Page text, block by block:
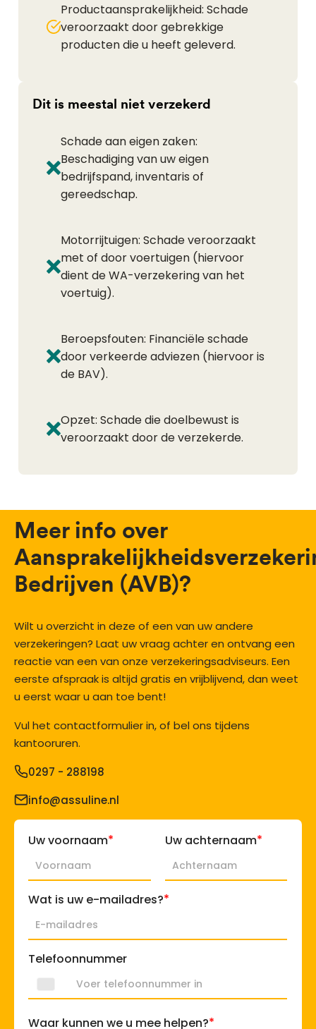
Productaansprakelijkheid: Schade
veroorzaakt door gebrekkige
producten die u heeft geleverd.
Dit is meestal niet verzekerd
Schade aan eigen zaken:
Beschadiging van uw eigen
bedrijfspand, inventaris of
gereedschap.
Motorrijtuigen: Schade veroorzaakt
met of door voertuigen (hiervoor
dient de WA-verzekering van het
voertuig).
Beroepsfouten: Financiële schade
door verkeerde adviezen (hiervoor is
de BAV).
Opzet: Schade die doelbewust is
veroorzaakt door de verzekerde.
Meer info over
Bedrijven (AVB)?
Wilt u overzicht in deze of een van uw andere
verzekeringen? Laat uw vraag achter en ontvang een
reactie van een van onze verzekeringsadviseurs. Een
eerste afspraak is altijd gratis en vrijblijvend, dan weet
u eerst waar u aan toe bent!
Vul het contactformulier in, of bel ons tijdens
kantooruren.
0297 - 288198
info@assuline.nl
Uw voornaam* Uw achternaam*
Wat is uw e-mailadres?*
Telefoonnummer
Waar kunnen we u mee helpen?*